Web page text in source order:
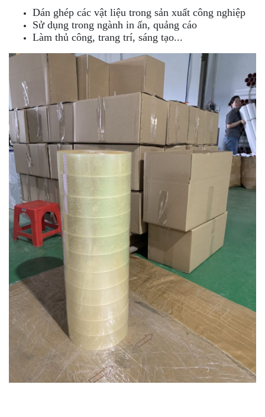
Dán ghép các vật liệu trong sản xuất công nghiệp
Sử dụng trong ngành in ấn, quảng cáo
Làm thủ công, trang trí, sáng tạo...